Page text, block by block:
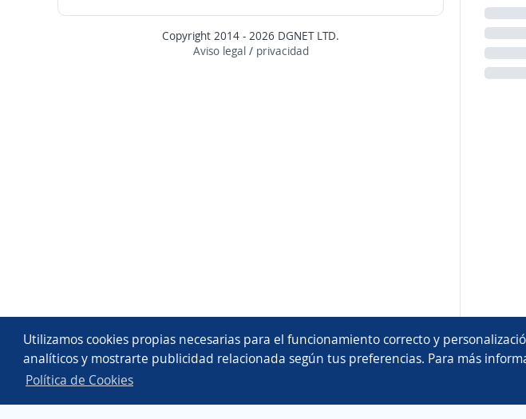
Utilizamos cookies propias necesarias para el funcionamiento correcto y
analíticos y mostrarte publicidad relacionada según tus preferencias. Para más
Política de Cookies
Copyright 2014 - 2026 DGNET LTD.
Aviso legal/ privacidad